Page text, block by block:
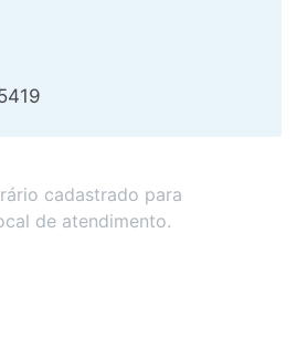
cadastrado para
de atendimento.